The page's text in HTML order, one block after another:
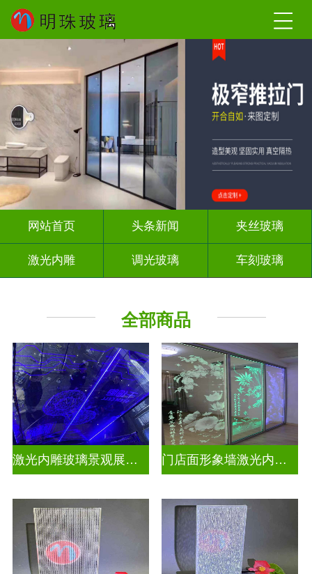
网站首页 头条新闻 夹丝玻璃
激光内雕 调光玻璃 车刻玻璃
全部商品
激光内雕玻璃景观展示发光玻璃 门店面形象墙激光内雕护栏玻璃